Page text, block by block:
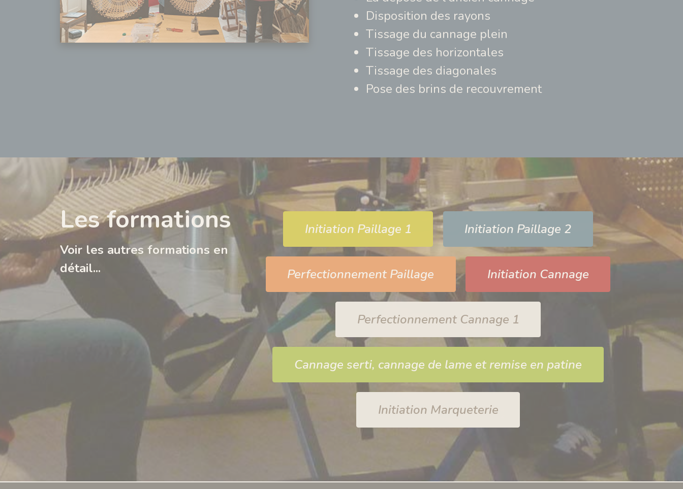
Disposition des rayons
Tissage du cannage plein
Tissage des horizontales
Tissage des diagonales
Pose des brins de recouvrement
Les formations
Voir les autres formations en
détail...
Initiation Paillage 1 Initiation Paillage 2
Perfectionnement Paillage Initiation Cannage
Perfectionnement Cannage 1
Cannage serti, cannage de lame et remise en patine
Initiation Marqueterie